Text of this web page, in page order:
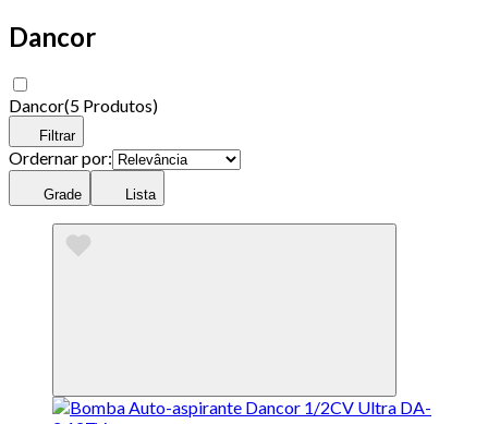
Dancor
Dancor(5 Produtos)
Filtrar
Ordernar por:
Grade Lista